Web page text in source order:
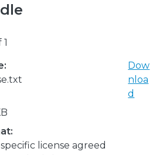
1
license agreed
Dow
nloa
d